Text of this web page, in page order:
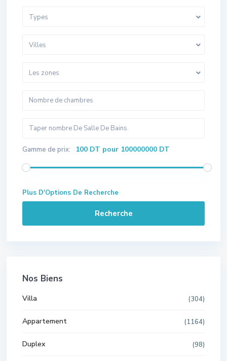
Types
Villes
Les zones
Gamme de prix: 100 DT pour 100000000 DT
Plus D'Options De Recherche
Recherche
Nos Biens
Villa (304)
Appartement (1164)
Duplex (98)